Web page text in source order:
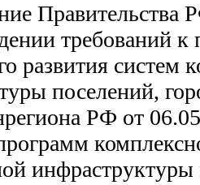
требований к
развития систем
поселений,
РФ от